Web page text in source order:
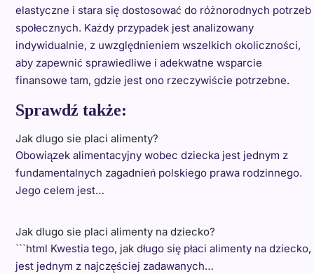
elastyczne i stara się dostosować do różnorodnych potrzeb
społecznych. Każdy przypadek jest analizowany
indywidualnie, z uwzględnieniem wszelkich okoliczności,
aby zapewnić sprawiedliwe i adekwatne wsparcie
finansowe tam, gdzie jest ono rzeczywiście potrzebne.
Sprawdź także:
Jak dlugo sie placi alimenty?
Obowiązek alimentacyjny wobec dziecka jest jednym z
fundamentalnych zagadnień polskiego prawa rodzinnego.
Jego celem jest…
Jak dlugo sie placi alimenty na dziecko?
```html Kwestia tego, jak długo się płaci alimenty na dziecko,
jest jednym z najczęściej zadawanych…